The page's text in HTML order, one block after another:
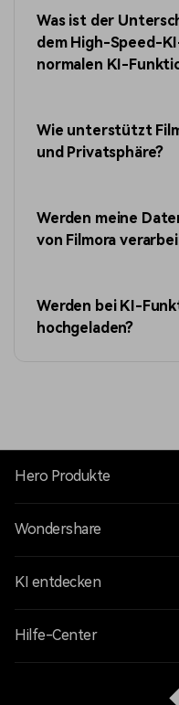
Was ist der
dem High-Speed-
normalen KI-
Wie unterstützt
und Privatsphäre?
Werden meine
von Filmora
Werden bei KI-
hochgeladen?
Hero Produkte
Wondershare
KI entdecken
Hilfe-Center